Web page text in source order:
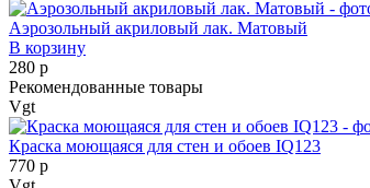
Аэрозольный акриловый лак. Матовый
В корзину
280 р
Рекомендованные товары
Vgt
Краска моющаяся для стен и обоев IQ123
770 р